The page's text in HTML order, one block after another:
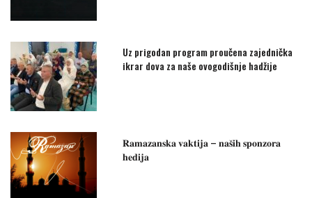
Uz prigodan program proučena zajednička
ikrar dova za naše ovogodišnje hadžije
𝐑𝐚𝐦𝐚𝐳𝐚𝐧𝐬𝐤𝐚 𝐯𝐚𝐤𝐭𝐢𝐣𝐚 – 𝐧𝐚𝐬̌𝐢𝐡 𝐬𝐩𝐨𝐧𝐳𝐨𝐫𝐚
𝐡𝐞𝐝𝐢𝐣𝐚